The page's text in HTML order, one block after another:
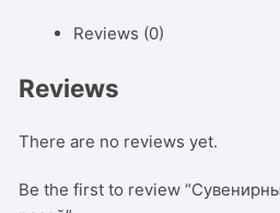
Reviews (0)
Reviews
There are no reviews yet.
Be the first to review